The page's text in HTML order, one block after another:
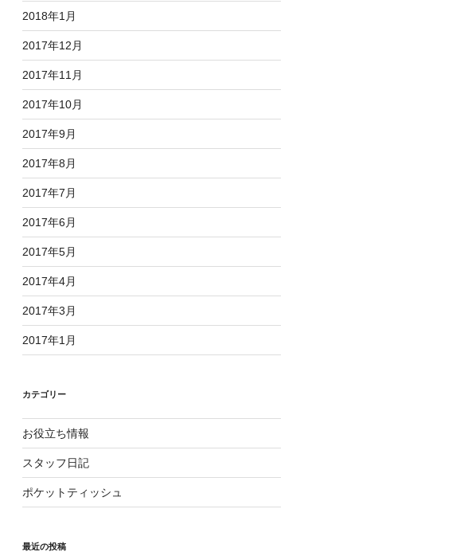
2018年1月
2017年12月
2017年11月
2017年10月
2017年9月
2017年8月
2017年7月
2017年6月
2017年5月
2017年4月
2017年3月
2017年1月
カテゴリー
お役立ち情報
スタッフ日記
ポケットティッシュ
最近の投稿